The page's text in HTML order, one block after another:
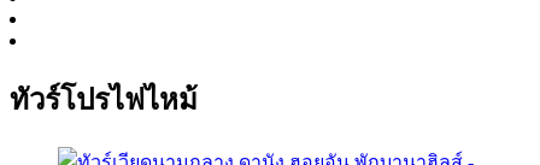
ทัวร์โปรไฟไหม้